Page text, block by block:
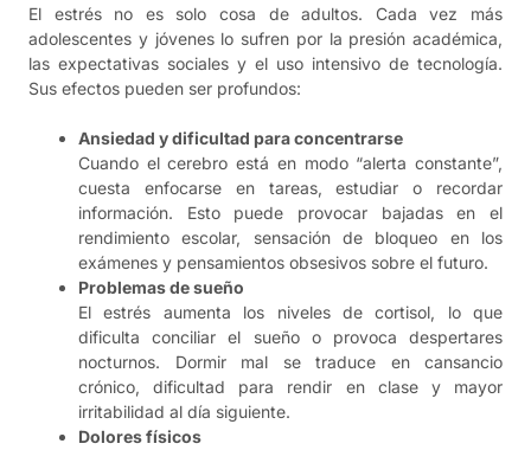
El estrés no es solo cosa de adultos. Cada vez más
adolescentes y jóvenes lo sufren por la presión académica,
las expectativas sociales y el uso intensivo de tecnología.
Sus efectos pueden ser profundos:
Ansiedad y dificultad para concentrarse
Cuando el cerebro está en modo “alerta constante”,
cuesta enfocarse en tareas, estudiar o recordar
información. Esto puede provocar bajadas en el
rendimiento escolar, sensación de bloqueo en los
exámenes y pensamientos obsesivos sobre el futuro.
Problemas de sueño
El estrés aumenta los niveles de cortisol, lo que
dificulta conciliar el sueño o provoca despertares
nocturnos. Dormir mal se traduce en cansancio
crónico, dificultad para rendir en clase y mayor
irritabilidad al día siguiente.
Dolores físicos